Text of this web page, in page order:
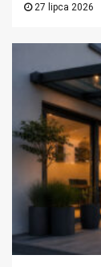
27 lipca 2026